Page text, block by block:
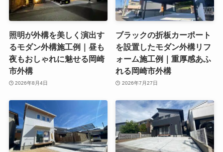
照明が外構を美しく演出す
るモダン外構施工例｜昼も
夜もおしゃれに魅せる岡崎
市外構
2026年8月4日
ブラックの折板カーポート
を設置したモダン外構リフ
ォーム施工例｜重厚感あふ
れる岡崎市外構
2026年7月27日